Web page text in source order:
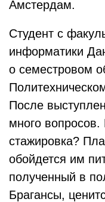
Амстердам.
Студент с
информатики
о семестровом
После
много
стажировка?
обойдется им
полученный в
Брагансы,